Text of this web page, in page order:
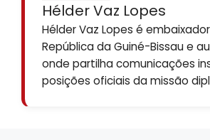
Hélder Vaz Lopes
Hélder Vaz Lopes é
República da Guiné-Bissau e
onde partilha comunicações
posições oficiais da missão